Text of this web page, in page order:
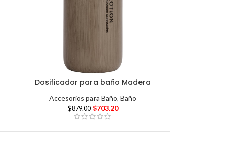
Dosificador para baño Madera
Accesorios para Baño,Baño
$879.00 $703.20